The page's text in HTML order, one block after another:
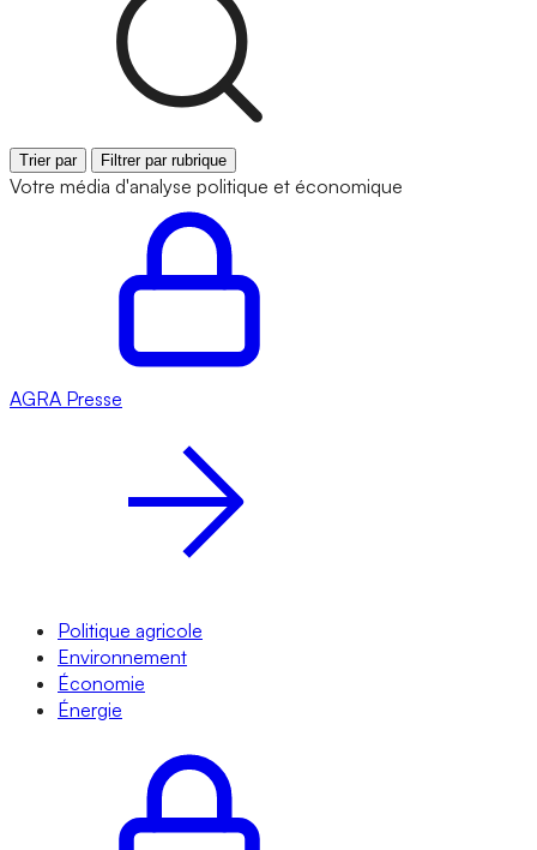
Trier par Filtrer par rubrique
Votre média d'analyse politique et économique
AGRA Presse
Politique agricole
Environnement
Économie
Énergie